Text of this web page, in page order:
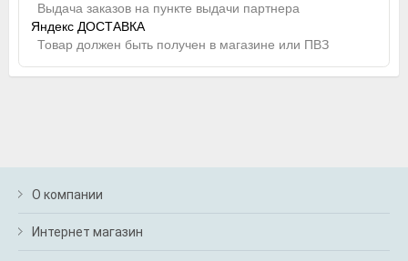
Выдача заказов на пункте выдачи партнера
Яндекс ДОСТАВКА
Товар должен быть получен в магазине или ПВЗ
О компании
Интернет магазин